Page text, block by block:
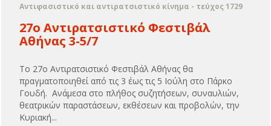
Αντιφασιστικό και αντιρατσιστικό κίνημα - τεύχος 1729
27ο Αντιρατσιστικό Φεστιβάλ
Αθήνας 3-5/7
To 27ο Αντιρατσιστικό Φεστιβάλ Αθήνας θα
πραγματοποιηθεί από τις 3 έως τις 5 Ιούλη στο Πάρκο
Γουδή. Ανάμεσα στο πλήθος συζητήσεων, συναυλιών,
θεατρικών παραστάσεων, εκθέσεων και προβολών, την
Κυριακή...